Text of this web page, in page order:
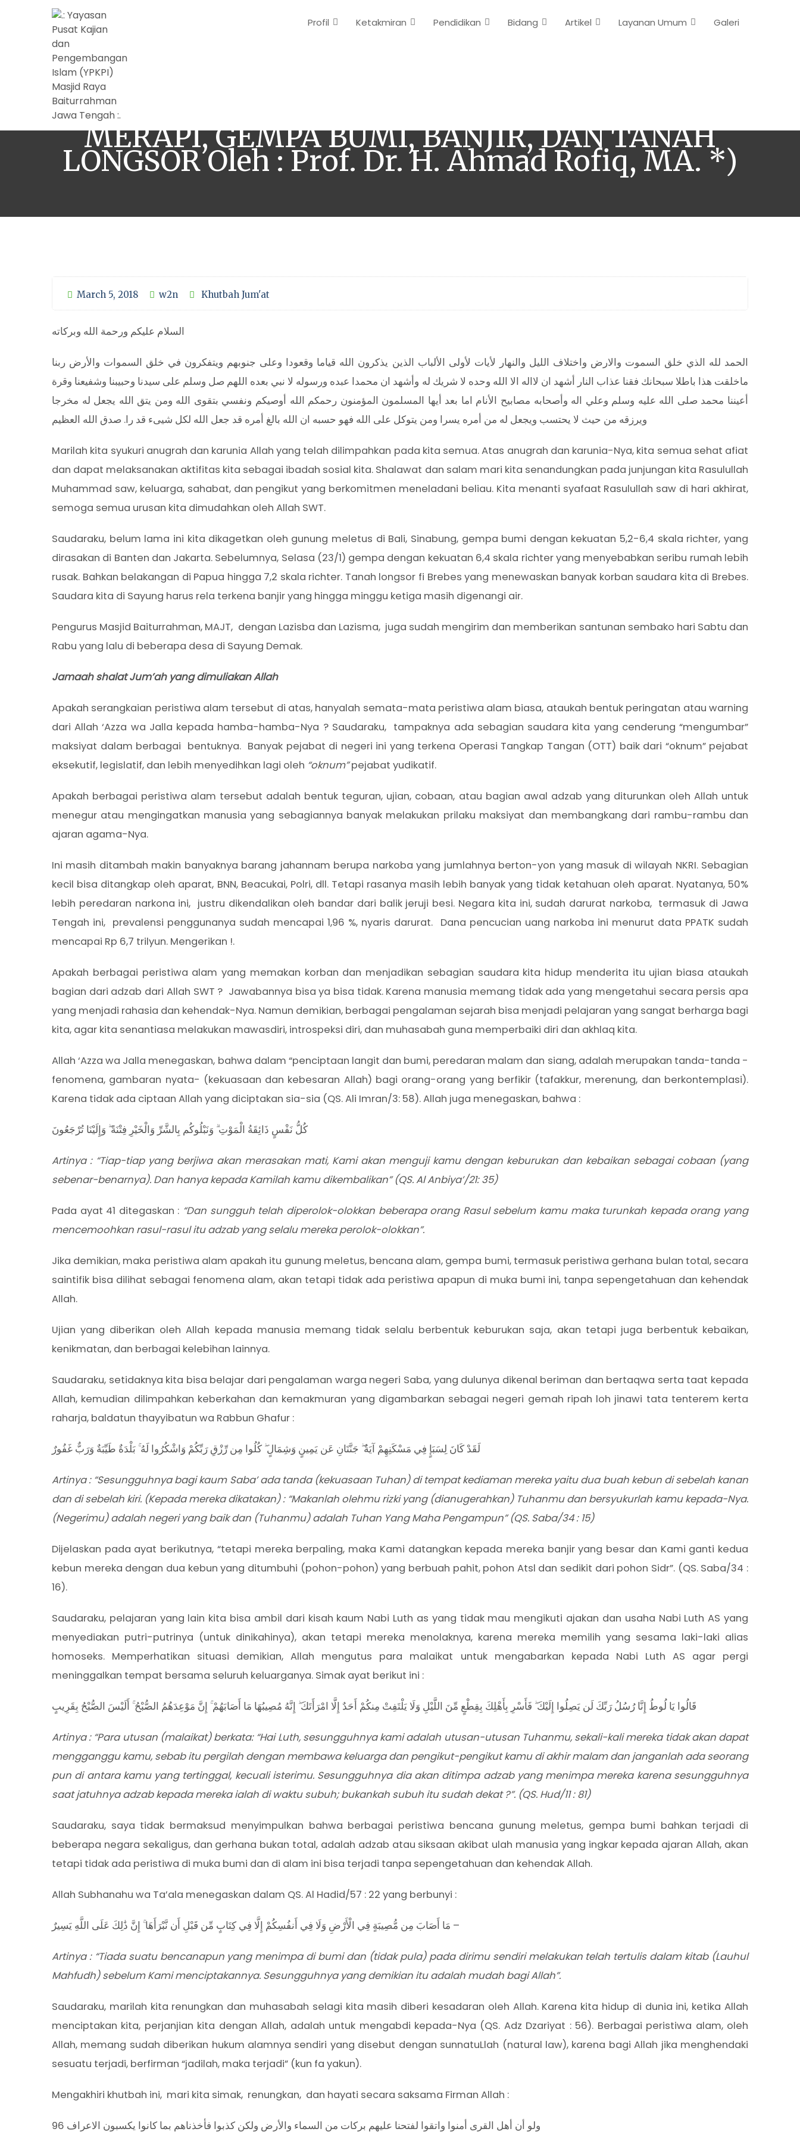
Profil Ketakmiran Pendidikan Bidang Artikel Layanan Umum Galeri
MERENUNGKAN “FENOMENA” GUNUNG
MERAPI, GEMPA BUMI, BANJIR, DAN TANAH
LONGSOR Oleh : Prof. Dr. H. Ahmad Rofiq, MA. *)
March 5, 2018 w2n Khutbah Jum'at
السلام عليكم ورحمة الله وبركاته
الحمد لله الذي خلق السموت والارض واختلاف الليل والنهار لأيات لأولى الألباب الذين يذكرون الله قياما وقعودا وعلى جنوبهم ويتفكرون في خلق السموات والأرض ربنا
ماخلقت هذا باطلا سبحانك فقنا عذاب النار أشهد ان لااله الا الله وحده لا شريك له وأشهد ان محمدا عبده ورسوله لا نبي بعده اللهم صل وسلم على سيدنا وحبيبنا وشفيعنا وقرة
أعيننا محمد صلى الله عليه وسلم وعلي اله وأصحابه مصابيح الأنام اما بعد أيها المسلمون المؤمنون رحمكم الله أوصيكم ونفسي بتقوى الله ومن يتق الله يجعل له مخرجا
ويرزقه من حيث لا يحتسب ويجعل له من أمره يسرا ومن يتوكل على الله فهو حسبه ان الله بالغ أمره قد جعل الله لكل شيىء قد را. صدق الله العظيم
Marilah kita syukuri anugrah dan karunia Allah yang telah dilimpahkan pada kita semua. Atas anugrah dan karunia-Nya, kita semua sehat afiat
dan dapat melaksanakan aktifitas kita sebagai ibadah sosial kita. Shalawat dan salam mari kita senandungkan pada junjungan kita Rasulullah
Muhammad saw, keluarga, sahabat, dan pengikut yang berkomitmen meneladani beliau. Kita menanti syafaat Rasulullah saw di hari akhirat,
semoga semua urusan kita dimudahkan oleh Allah SWT.
Saudaraku, belum lama ini kita dikagetkan oleh gunung meletus di Bali, Sinabung, gempa bumi dengan kekuatan 5,2-6,4 skala richter, yang
dirasakan di Banten dan Jakarta. Sebelumnya, Selasa (23/1) gempa dengan kekuatan 6,4 skala richter yang menyebabkan seribu rumah lebih
rusak. Bahkan belakangan di Papua hingga 7,2 skala richter. Tanah longsor fi Brebes yang menewaskan banyak korban saudara kita di Brebes.
Saudara kita di Sayung harus rela terkena banjir yang hingga minggu ketiga masih digenangi air.
Pengurus Masjid Baiturrahman, MAJT, dengan Lazisba dan Lazisma, juga sudah mengirim dan memberikan santunan sembako hari Sabtu dan
Rabu yang lalu di beberapa desa di Sayung Demak.
Jamaah shalat Jum’ah yang dimuliakan Allah
Apakah serangkaian peristiwa alam tersebut di atas, hanyalah semata-mata peristiwa alam biasa, ataukah bentuk peringatan atau warning
dari Allah ‘Azza wa Jalla kepada hamba-hamba-Nya ? Saudaraku, tampaknya ada sebagian saudara kita yang cenderung “mengumbar”
maksiyat dalam berbagai bentuknya. Banyak pejabat di negeri ini yang terkena Operasi Tangkap Tangan (OTT) baik dari “oknum” pejabat
eksekutif, legislatif, dan lebih menyedihkan lagi oleh “oknum”pejabat yudikatif.
Apakah berbagai peristiwa alam tersebut adalah bentuk teguran, ujian, cobaan, atau bagian awal adzab yang diturunkan oleh Allah untuk
menegur atau mengingatkan manusia yang sebagiannya banyak melakukan prilaku maksiyat dan membangkang dari rambu-rambu dan
ajaran agama-Nya.
Ini masih ditambah makin banyaknya barang jahannam berupa narkoba yang jumlahnya berton-yon yang masuk di wilayah NKRI. Sebagian
kecil bisa ditangkap oleh aparat, BNN, Beacukai, Polri, dll. Tetapi rasanya masih lebih banyak yang tidak ketahuan oleh aparat. Nyatanya, 50%
lebih peredaran narkona ini, justru dikendalikan oleh bandar dari balik jeruji besi. Negara kita ini, sudah darurat narkoba, termasuk di Jawa
Tengah ini, prevalensi penggunanya sudah mencapai 1,96 %, nyaris darurat. Dana pencucian uang narkoba ini menurut data PPATK sudah
mencapai Rp 6,7 trilyun. Mengerikan !.
Apakah berbagai peristiwa alam yang memakan korban dan menjadikan sebagian saudara kita hidup menderita itu ujian biasa ataukah
bagian dari adzab dari Allah SWT ? Jawabannya bisa ya bisa tidak. Karena manusia memang tidak ada yang mengetahui secara persis apa
yang menjadi rahasia dan kehendak-Nya. Namun demikian, berbagai pengalaman sejarah bisa menjadi pelajaran yang sangat berharga bagi
kita, agar kita senantiasa melakukan mawasdiri, introspeksi diri, dan muhasabah guna memperbaiki diri dan akhlaq kita.
Allah ‘Azza wa Jalla menegaskan, bahwa dalam “penciptaan langit dan bumi, peredaran malam dan siang, adalah merupakan tanda-tanda -
fenomena, gambaran nyata- (kekuasaan dan kebesaran Allah) bagi orang-orang yang berfikir (tafakkur, merenung, dan berkontemplasi).
Karena tidak ada ciptaan Allah yang diciptakan sia-sia (QS. Ali Imran/3: 58). Allah juga menegaskan, bahwa :
كُلُّ نَفْسٍ ذَائِقَةُ الْمَوْتِ ۗ وَنَبْلُوكُم بِالشَّرِّ وَالْخَيْرِ فِتْنَةً ۖ وَإِلَيْنَا تُرْجَعُونَ
Artinya : “Tiap-tiap yang berjiwa akan merasakan mati, Kami akan menguji kamu dengan keburukan dan kebaikan sebagai cobaan (yang
sebenar-benarnya). Dan hanya kepada Kamilah kamu dikembalikan” (QS. Al Anbiya’/21: 35)
Pada ayat 41 ditegaskan : “Dan sungguh telah diperolok-olokkan beberapa orang Rasul sebelum kamu maka turunkah kepada orang yang
mencemoohkan rasul-rasul itu adzab yang selalu mereka perolok-olokkan”.
Jika demikian, maka peristiwa alam apakah itu gunung meletus, bencana alam, gempa bumi, termasuk peristiwa gerhana bulan total, secara
saintifik bisa dilihat sebagai fenomena alam, akan tetapi tidak ada peristiwa apapun di muka bumi ini, tanpa sepengetahuan dan kehendak
Allah.
Ujian yang diberikan oleh Allah kepada manusia memang tidak selalu berbentuk keburukan saja, akan tetapi juga berbentuk kebaikan,
kenikmatan, dan berbagai kelebihan lainnya.
Saudaraku, setidaknya kita bisa belajar dari pengalaman warga negeri Saba, yang dulunya dikenal beriman dan bertaqwa serta taat kepada
Allah, kemudian dilimpahkan keberkahan dan kemakmuran yang digambarkan sebagai negeri gemah ripah loh jinawi tata tenterem kerta
raharja, baldatun thayyibatun wa Rabbun Ghafur :
لَقَدْ كَانَ لِسَبَإٍ فِي مَسْكَنِهِمْ آيَةٌ ۖ جَنَّتَانِ عَن يَمِينٍ وَشِمَالٍ ۖ كُلُوا مِن رِّزْقِ رَبِّكُمْ وَاشْكُرُوا لَهُ ۚ بَلْدَةٌ طَيِّبَةٌ وَرَبٌّ غَفُورٌ
Artinya : “Sesungguhnya bagi kaum Saba’ ada tanda (kekuasaan Tuhan) di tempat kediaman mereka yaitu dua buah kebun di sebelah kanan
dan di sebelah kiri. (Kepada mereka dikatakan) : “Makanlah olehmu rizki yang (dianugerahkan) Tuhanmu dan bersyukurlah kamu kepada-Nya.
(Negerimu) adalah negeri yang baik dan (Tuhanmu) adalah Tuhan Yang Maha Pengampun” (QS. Saba/34 : 15)
Dijelaskan pada ayat berikutnya, “tetapi mereka berpaling, maka Kami datangkan kepada mereka banjir yang besar dan Kami ganti kedua
kebun mereka dengan dua kebun yang ditumbuhi (pohon-pohon) yang berbuah pahit, pohon Atsl dan sedikit dari pohon Sidr”. (QS. Saba/34 :
16).
Saudaraku, pelajaran yang lain kita bisa ambil dari kisah kaum Nabi Luth as yang tidak mau mengikuti ajakan dan usaha Nabi Luth AS yang
menyediakan putri-putrinya (untuk dinikahinya), akan tetapi mereka menolaknya, karena mereka memilih yang sesama laki-laki alias
homoseks. Memperhatikan situasi demikian, Allah mengutus para malaikat untuk mengabarkan kepada Nabi Luth AS agar pergi
meninggalkan tempat bersama seluruh keluarganya. Simak ayat berikut ini :
قَالُوا يَا لُوطُ إِنَّا رُسُلُ رَبِّكَ لَن يَصِلُوا إِلَيْكَ ۖ فَأَسْرِ بِأَهْلِكَ بِقِطْعٍ مِّنَ اللَّيْلِ وَلَا يَلْتَفِتْ مِنكُمْ أَحَدٌ إِلَّا امْرَأَتَكَ ۖ إِنَّهُ مُصِيبُهَا مَا أَصَابَهُمْ ۚ إِنَّ مَوْعِدَهُمُ الصُّبْحُ ۚ أَلَيْسَ الصُّبْحُ بِقَرِيبٍ
Artinya : “Para utusan (malaikat) berkata: “Hai Luth, sesungguhnya kami adalah utusan-utusan Tuhanmu, sekali-kali mereka tidak akan dapat
mengganggu kamu, sebab itu pergilah dengan membawa keluarga dan pengikut-pengikut kamu di akhir malam dan janganlah ada seorang
pun di antara kamu yang tertinggal, kecuali isterimu. Sesungguhnya dia akan ditimpa adzab yang menimpa mereka karena sesungguhnya
saat jatuhnya adzab kepada mereka ialah di waktu subuh; bukankah subuh itu sudah dekat ?”. (QS. Hud/11 : 81)
Saudaraku, saya tidak bermaksud menyimpulkan bahwa berbagai peristiwa bencana gunung meletus, gempa bumi bahkan terjadi di
beberapa negara sekaligus, dan gerhana bukan total, adalah adzab atau siksaan akibat ulah manusia yang ingkar kepada ajaran Allah, akan
tetapi tidak ada peristiwa di muka bumi dan di alam ini bisa terjadi tanpa sepengetahuan dan kehendak Allah.
Allah Subhanahu wa Ta’ala menegaskan dalam QS. Al Hadid/57 : 22 yang berbunyi :
مَا أَصَابَ مِن مُّصِيبَةٍ فِي الْأَرْضِ وَلَا فِي أَنفُسِكُمْ إِلَّا فِي كِتَابٍ مِّن قَبْلِ أَن نَّبْرَأَهَا ۚ إِنَّ ذَٰلِكَ عَلَى اللَّهِ يَسِيرٌ –
Artinya : “Tiada suatu bencanapun yang menimpa di bumi dan (tidak pula) pada dirimu sendiri melakukan telah tertulis dalam kitab (Lauhul
Mahfudh) sebelum Kami menciptakannya. Sesungguhnya yang demikian itu adalah mudah bagi Allah”.
Saudaraku, marilah kita renungkan dan muhasabah selagi kita masih diberi kesadaran oleh Allah. Karena kita hidup di dunia ini, ketika Allah
menciptakan kita, perjanjian kita dengan Allah, adalah untuk mengabdi kepada-Nya (QS. Adz Dzariyat : 56). Berbagai peristiwa alam, oleh
Allah, memang sudah diberikan hukum alamnya sendiri yang disebut dengan sunnatuLlah (natural law), karena bagi Allah jika menghendaki
sesuatu terjadi, berfirman “jadilah, maka terjadi” (kun fa yakun).
Mengakhiri khutbah ini, mari kita simak, renungkan, dan hayati secara saksama Firman Allah :
ولو أن أهل القرى أمنوا واتقوا لفتحنا عليهم بركات من السماء والأرض ولكن كذبوا فأخذناهم بما كانوا يكسبون الاعراف 96